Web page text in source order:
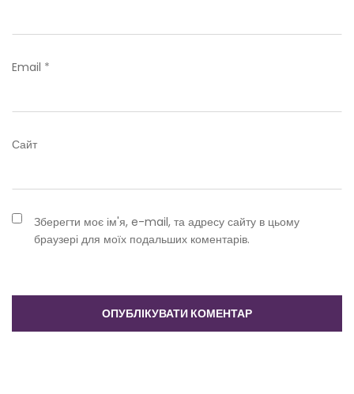
Email *
Сайт
Зберегти моє ім'я, e-mail, та адресу сайту в цьому
браузері для моїх подальших коментарів.